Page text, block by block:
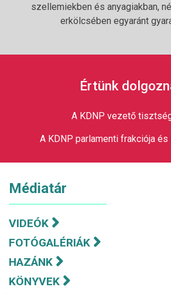
szellemiekben és anyagiakban,
erkölcsében egyaránt
Értünk
A KDNP vezető
A KDNP parlamenti frakciója
Médiatár
VIDEÓK
FOTÓGALÉRIÁK
HAZÁNK
KÖNYVEK